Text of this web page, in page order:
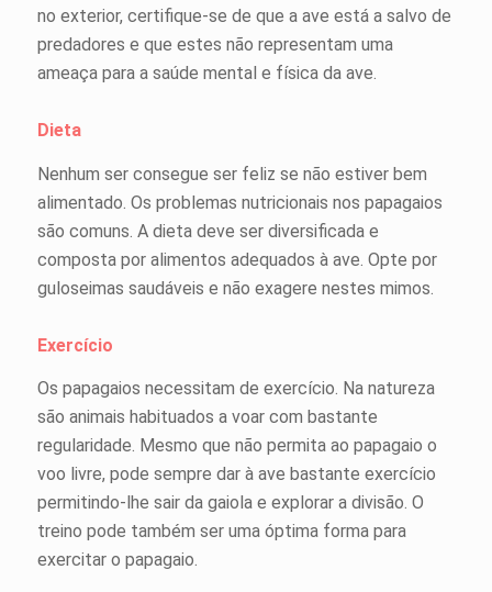
no exterior, certifique-se de que a ave está a salvo de
predadores e que estes não representam uma
ameaça para a saúde mental e física da ave.
Dieta
Nenhum ser consegue ser feliz se não estiver bem
alimentado. Os problemas nutricionais nos papagaios
são comuns. A dieta deve ser diversificada e
composta por alimentos adequados à ave. Opte por
guloseimas saudáveis e não exagere nestes mimos.
Exercício
Os papagaios necessitam de exercício. Na natureza
são animais habituados a voar com bastante
regularidade. Mesmo que não permita ao papagaio o
voo livre, pode sempre dar à ave bastante exercício
permitindo-lhe sair da gaiola e explorar a divisão. O
treino pode também ser uma óptima forma para
exercitar o papagaio.